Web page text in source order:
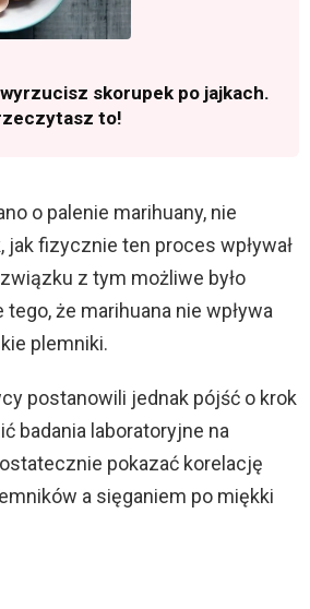
skorupek po jajkach.
to!
o palenie marihuany, nie
jak fizycznie ten proces wpływał
z tym możliwe było
że marihuana nie wpływa
plemniki.
postanowili jednak pójść o krok
badania laboratoryjne na
pokazać korelację
a sięganiem po miękki